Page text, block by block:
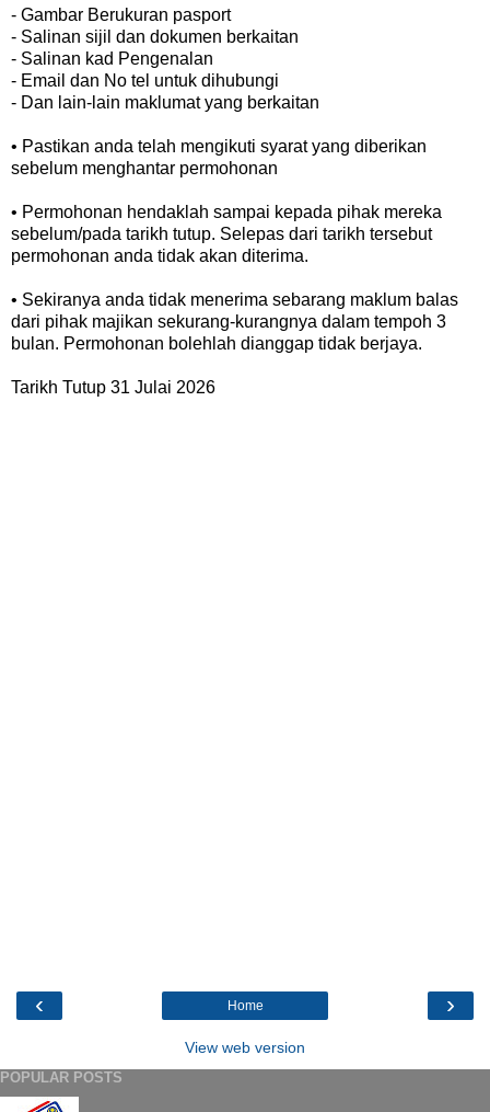
- Gambar Berukuran pasport
- Salinan sijil dan dokumen berkaitan
- Salinan kad Pengenalan
- Email dan No tel untuk dihubungi
- Dan lain-lain maklumat yang berkaitan
• Pastikan anda telah mengikuti syarat yang diberikan
sebelum menghantar permohonan
• Permohonan hendaklah sampai kepada pihak mereka
sebelum/pada tarikh tutup. Selepas dari tarikh tersebut
permohonan anda tidak akan diterima.
• Sekiranya anda tidak menerima sebarang maklum balas
dari pihak majikan sekurang-kurangnya dalam tempoh 3
bulan. Permohonan bolehlah dianggap tidak berjaya.
Tarikh Tutup 31 Julai 2026
‹ ›
Home
View web version
POPULAR POSTS